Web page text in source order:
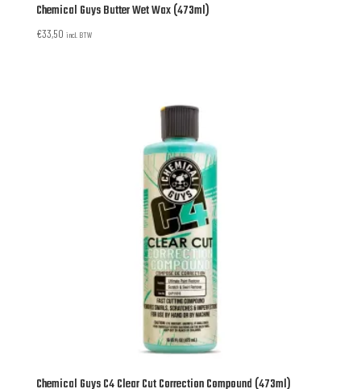
Chemical Guys Butter Wet Wax (473ml)
€33,50 incl. BTW
Chemical Guys C4 Clear Cut Correction Compound (473ml)